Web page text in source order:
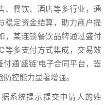
、餐饮、酒店等多行业，通
稳定资金结算，助力商户提
，某连锁餐饮品牌通过盛付
等多支付方式集成，交易效
通‘盛链’电子合同平台，签
控能力显著增强。
系统提示提交申请人的姓